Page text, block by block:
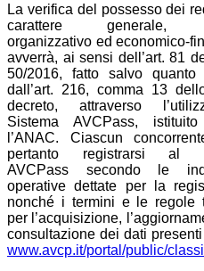
La verifica del possesso dei
carattere generale,
organizzativo ed economico-
avverrà, ai sensi dell’art. 81
50/2016, fatto salvo quanto
dall’art. 216, comma 13
decreto, attraverso
Sistema AVCPass,
l’ANAC. Ciascun
pertanto registrarsi al
AVCPass secondo le
operative dettate per la
nonché i termini e le regole
per l’acquisizione,
consultazione dei dati
www.avcp.it/portal/public/